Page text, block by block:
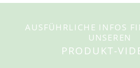
AUSFÜHRLICHE INFOS
UNSEREN
PRODUKT-